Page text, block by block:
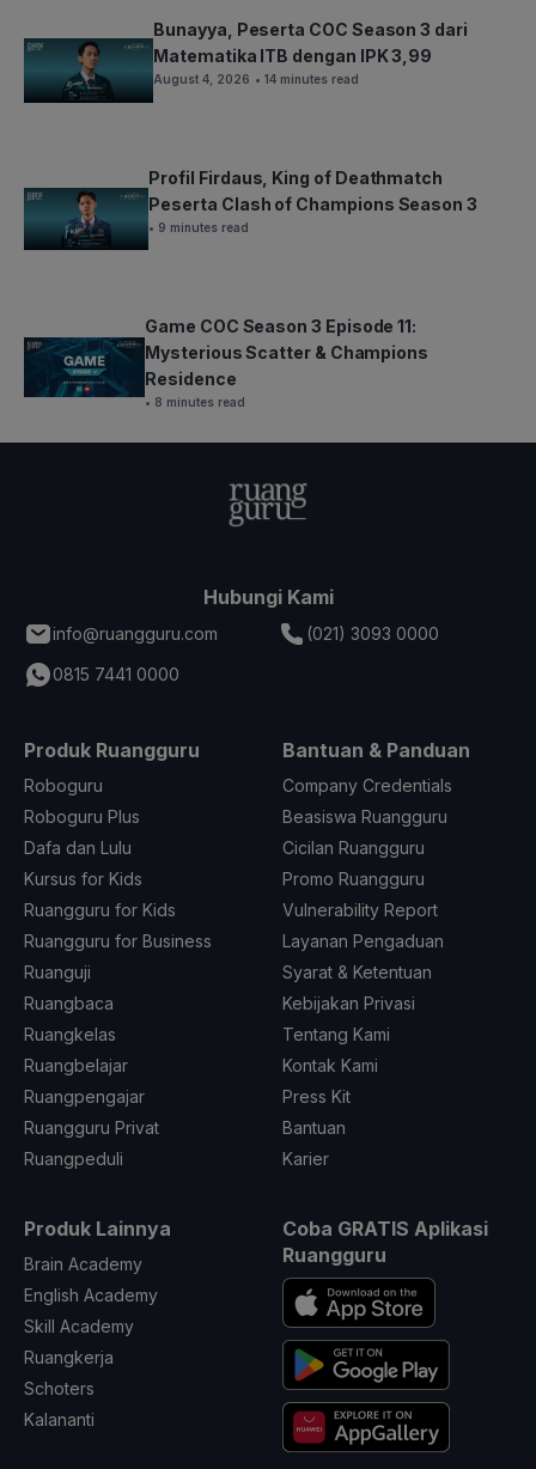
Bunayya, Peserta COC Season 3 dari
Matematika ITB dengan IPK 3,99
August 4, 2026 • 14 minutes read
Profil Firdaus, King of Deathmatch
Peserta Clash of Champions Season 3
• 9 minutes read
Game COC Season 3 Episode 11:
Mysterious Scatter & Champions
Residence
• 8 minutes read
Hubungi Kami
info@ruangguru.com
(021) 3093 0000
0815 7441 0000
Produk Ruangguru
Roboguru
Roboguru Plus
Dafa dan Lulu
Kursus for Kids
Ruangguru for Kids
Ruangguru for Business
Ruanguji
Ruangbaca
Ruangkelas
Ruangbelajar
Ruangpengajar
Ruangguru Privat
Ruangpeduli
Bantuan & Panduan
Company Credentials
Beasiswa Ruangguru
Cicilan Ruangguru
Promo Ruangguru
Vulnerability Report
Layanan Pengaduan
Syarat & Ketentuan
Kebijakan Privasi
Tentang Kami
Kontak Kami
Press Kit
Bantuan
Karier
Produk Lainnya
Brain Academy
English Academy
Skill Academy
Ruangkerja
Schoters
Kalananti
Coba GRATIS Aplikasi
Ruangguru